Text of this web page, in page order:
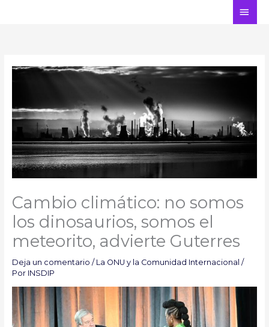
Cambio climático: no somos
los dinosaurios, somos el
meteorito, advierte Guterres
Deja un comentario / La ONU y la Comunidad Internacional /
Por INSDIP